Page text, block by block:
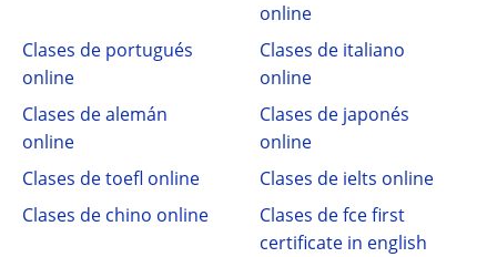
online
Clases de portugués
online
Clases de italiano
online
Clases de alemán
online
Clases de japonés
online
Clases de toefl online
Clases de ielts online
Clases de chino online
Clases de fce first
certificate in english